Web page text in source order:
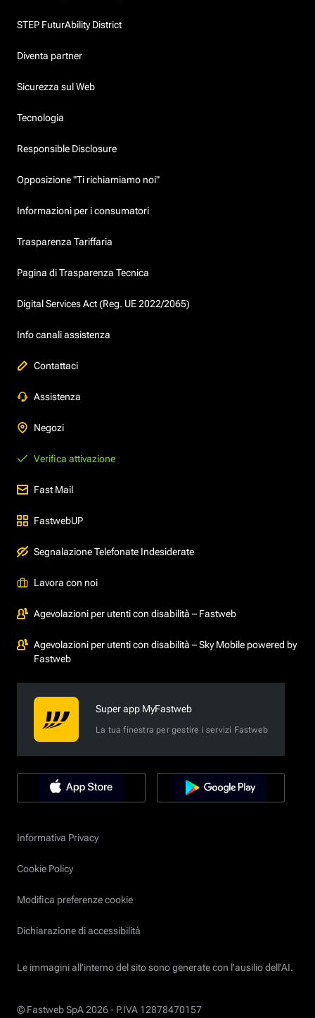
STEP FuturAbility District
Diventa partner
Sicurezza sul Web
Tecnologia
Responsible Disclosure
Opposizione "Ti richiamiamo noi"
Informazioni per i consumatori
Trasparenza Tariffaria
Pagina di Trasparenza Tecnica
Digital Services Act (Reg. UE 2022/2065)
Info canali assistenza
Contattaci
Assistenza
Negozi
Verifica attivazione
Fast Mail
FastwebUP
Segnalazione Telefonate Indesiderate
Lavora con noi
Agevolazioni per utenti con disabilità – Fastweb
Agevolazioni per utenti con disabilità – Sky Mobile powered by
Fastweb
Super app MyFastweb
La tua finestra per gestire i servizi Fastweb
Informativa Privacy
Cookie Policy
Modifica preferenze cookie
Dichiarazione di accessibilità
Le immagini all’interno del sito sono generate con l'ausilio dell'AI.
© Fastweb SpA 2026 - P.IVA 12878470157